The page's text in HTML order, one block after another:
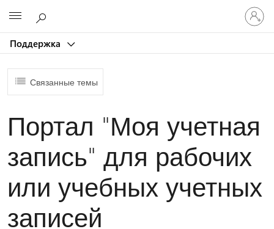
Поддержка
Связанные темы
Портал "Моя учетная
запись" для рабочих
или учебных учетных
записей